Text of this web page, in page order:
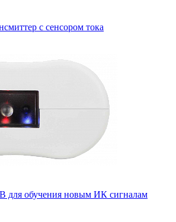
с сенсором тока
для обучения новым ИК сигналам